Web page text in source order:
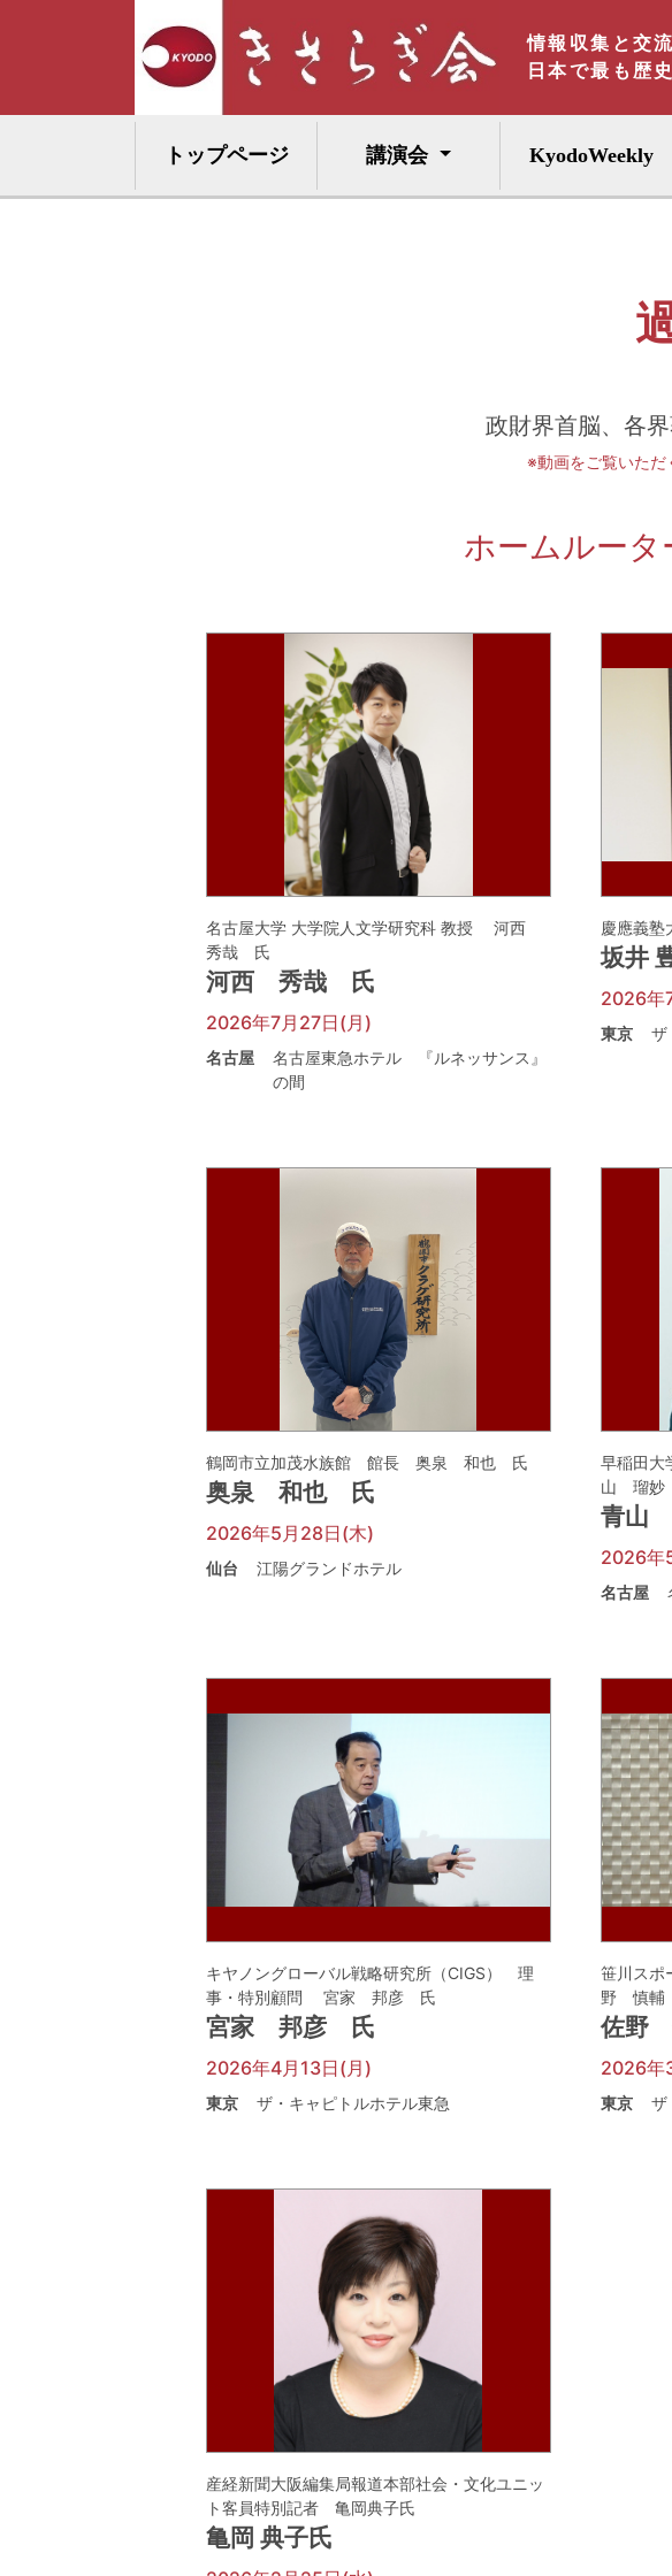
情報収集と交
日本で最も歴
トップページ 講演会 KyodoWeekly
政財界首脳、各
※動画をご覧いただ
ホームルータ
名古屋大学 大学院人文学研究科 教授 河西
秀哉 氏
河西 秀哉 氏
2026年7月27日(月)
名古屋
名古屋東急ホテル 『ルネッサンス』
の間
慶應義塾
坂井
2026年
東京 ザ
鶴岡市立加茂水族館 館長 奥泉 和也 氏
奥泉 和也 氏
2026年5月28日(木)
仙台 江陽グランドホテル
早稲田
山 瑠
青山
2026年
名古屋
キヤノングローバル戦略研究所（CIGS） 理
事・特別顧問 宮家 邦彦 氏
宮家 邦彦 氏
2026年4月13日(月)
東京 ザ・キャピトルホテル東急
笹川スポ
野 慎
佐野
2026年
東京 ザ
産経新聞大阪編集局報道本部社会・文化ユニッ
ト客員特別記者 亀岡典子氏
亀岡 典子氏